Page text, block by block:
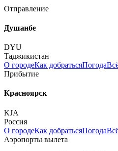
Отправление
Душанбе
DYU
Таджикистан
О городеКак добратьсяПогода
Прибытие
Красноярск
KJA
Россия
О городеКак добратьсяПогода
Аэропорты вылета